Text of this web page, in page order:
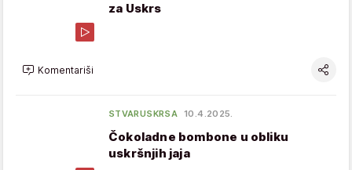
za Uskrs
Komentariši
STVARUSKRSA 10.4.2025.
Čokoladne bombone u obliku
uskršnjih jaja